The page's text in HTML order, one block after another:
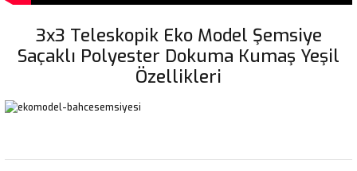
3x3 Teleskopik Eko Model Şemsiye
Saçaklı Polyester Dokuma Kumaş Yeşil
Özellikleri